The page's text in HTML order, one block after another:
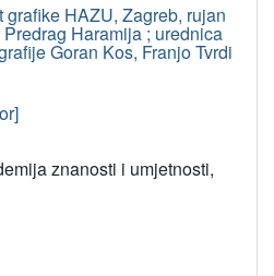
HAZU, Zagreb, rujan
Haramija ; urednica
Goran Kos, Franjo Tvrdi
znanosti i umjetnosti,